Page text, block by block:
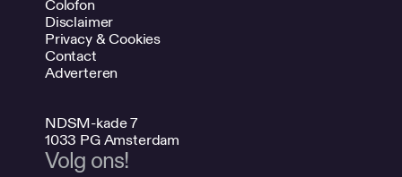
Colofon
Disclaimer
Privacy & Cookies
Contact
Adverteren
NDSM-kade 7
1033 PG Amsterdam
Volg ons!